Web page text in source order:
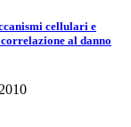
cellulari e
al danno